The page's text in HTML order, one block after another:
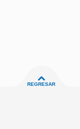
REGRESAR